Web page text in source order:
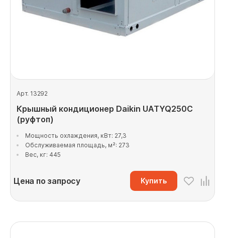
Арт. 13292
Крышный кондиционер Daikin UATYQ250C
(руфтоп)
Мощность охлаждения, кВт: 27,3
Обслуживаемая площадь, м²: 273
Вес, кг: 445
Цена по запросу Купить